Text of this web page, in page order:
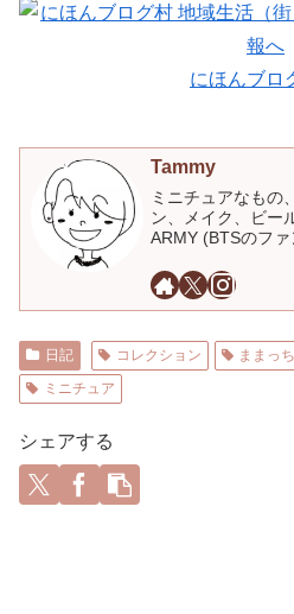
にほんブロ
Tammy
ミニチュアなもの
ン、メイク、ビー
ARMY (BTSのフ
日記 コレクション ままっち
ミニチュア
シェアする